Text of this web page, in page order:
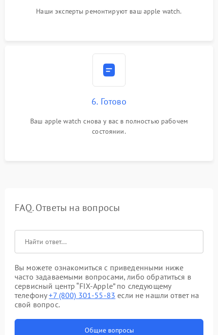
Наши эксперты ремонтируют ваш apple watch.
6. Готово
Ваш apple watch снова у вас в полностью рабочем
состоянии.
FAQ. Ответы на вопросы
Вы можете ознакомиться с приведенными ниже
часто задаваемыми вопросами, либо обратиться в
сервисный центр “FIX-Apple” по следующему
телефону+7 (800) 301-55-83 если не нашли ответ на
свой вопрос.
Общие вопросы